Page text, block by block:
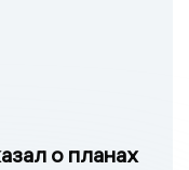
о планах